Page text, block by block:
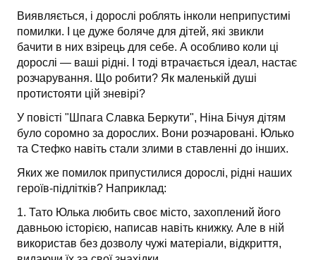
Виявляється, і дорослі роблять інколи неприпустимі
помилки. І це дуже боляче для дітей, які звикли
бачити в них взірець для себе. А особливо коли ці
дорослі — ваші рідні. І тоді втрачається ідеал, настає
розчарування. Що робити? Як маленькій душі
протистояти цій зневірі?
У повісті "Шпага Славка Беркути", Ніна Бічуя дітям
було соромно за дорослих. Вони розчаровані. Юлько
та Стефко навіть стали злими в ставленні до інших.
Яких же помилок припустилися дорослі, рідні наших
героїв-підлітків? Наприклад:
1. Тато Юлька любить своє місто, захоплений його
давньою історією, написав навіть книжку. Але в ній
використав без дозволу чужі матеріали, відкриття,